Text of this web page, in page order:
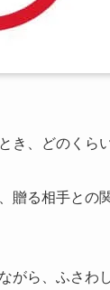
き、どのくら
贈る相手との
がら、ふさわ